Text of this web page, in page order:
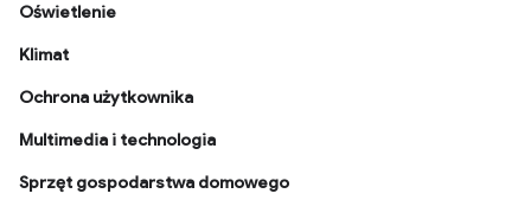
Oświetlenie
Klimat
Ochrona użytkownika
Multimedia i technologia
Sprzęt gospodarstwa domowego